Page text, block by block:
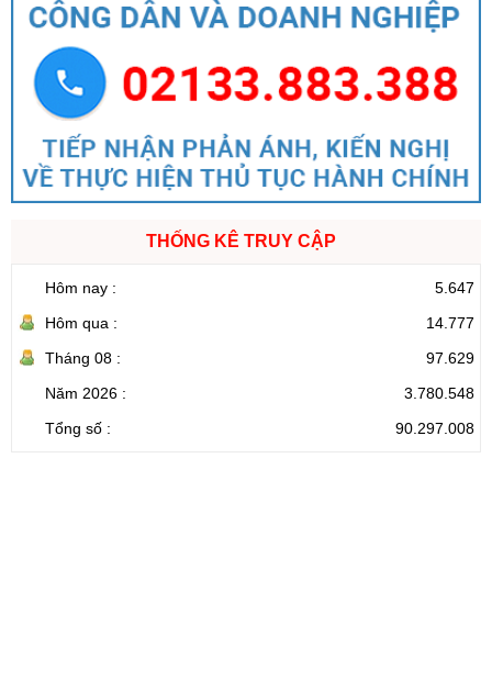
THỐNG KÊ TRUY CẬP
Hôm nay :
5.647
Hôm qua :
14.777
Tháng 08 :
97.629
Năm 2026 :
3.780.548
Tổng số :
90.297.008